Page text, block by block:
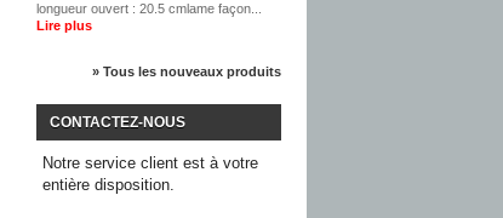
longueur ouvert : 20.5 cmlame façon...
Lire plus
» Tous les nouveaux produits
CONTACTEZ-NOUS
Notre service client est à votre
entière disposition.